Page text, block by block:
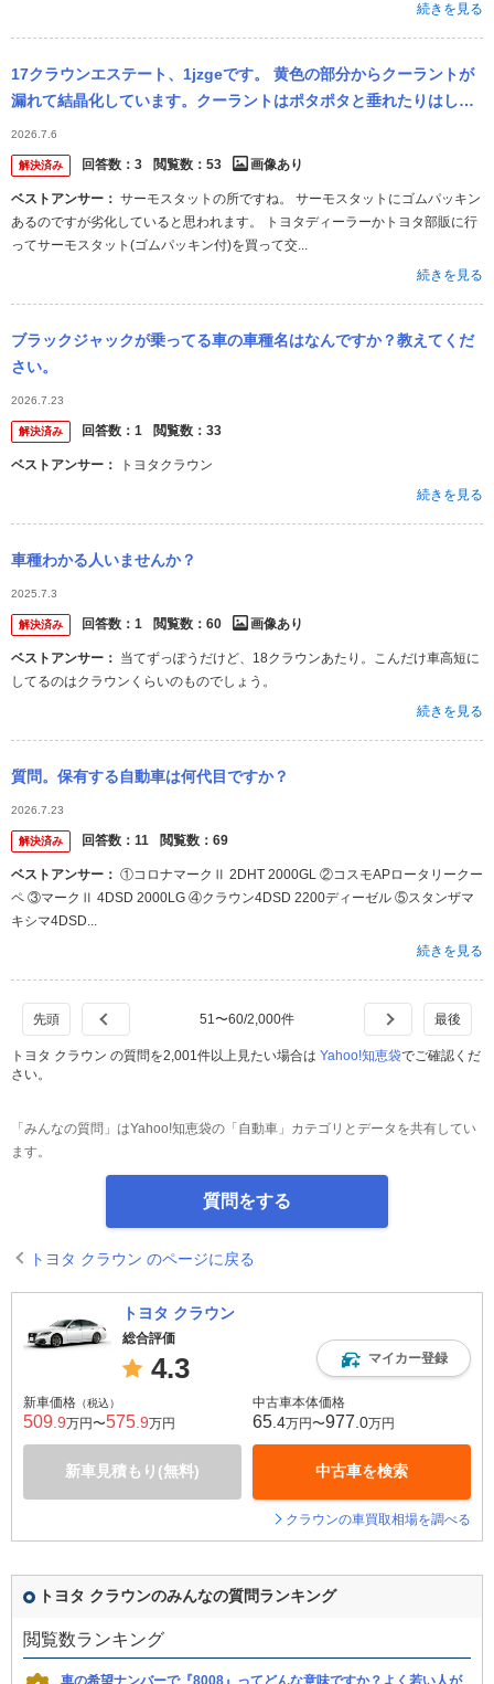
続きを見る
17クラウンエステート、1jzgeです。 黄色の部分からクーラントが
漏れて結晶化しています。クーラントはポタポタと垂れたりはして
おらず、量も基準内で顕著な漏れではなさそうです。 結晶化してい
るも...
2026.7.6
解決済み 回答数： 3 閲覧数： 53 画像あり
ベストアンサー：
あるのですが劣化していると思われます。 トヨタディーラーかトヨタ部販に行
ってサーモスタット(ゴムパッキン付)を買って交...
続きを見る
ブラックジャックが乗ってる車の車種名はなんですか？教えてくだ
さい。
2026.7.23
解決済み 回答数： 1 閲覧数： 33
ベストアンサー：
トヨタクラウン
続きを見る
車種わかる人いませんか？
2025.7.3
解決済み 回答数： 1 閲覧数： 60 画像あり
ベストアンサー：
してるのはクラウンくらいのものでしょう。
続きを見る
質問。保有する自動車は何代目ですか？
2026.7.23
解決済み 回答数： 11 閲覧数： 69
ベストアンサー：
ペ ③マークⅡ 4DSD 2000LG ④クラウン4DSD 2200ディーゼル ⑤スタンザマ
キシマ4DSD...
続きを見る
51 〜60/2,000件
トヨタ クラウン の質問を2,001件以上見たい場合は Yahoo!知恵袋でご確認くだ
さい。
「みんなの質問」はYahoo!知恵袋の「自動車」カテゴリとデータを共有してい
ます。
質問をする
トヨタ クラウン のページに戻る
トヨタ クラウン
総合評価
4.3 マイカー登録
新車価格 （税込）
509 .9万円〜575 .9万円
新車見積もり(無料)
中古車本体価格
65 .4万円〜977 .0万円
中古車を検索
クラウンの車買取相場を調べる
トヨタ クラウンのみんなの質問ランキング
閲覧数ランキング
車の希望ナンバーで『8008』ってどんな意味ですか？よく若い人が